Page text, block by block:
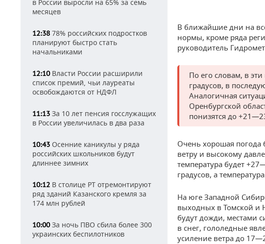
в России выросли на 65% за семь
месяцев
12:38 78% российских подростков
планируют быстро стать
начальниками
12:10Власти России расширили
список премий, чьи лауреаты
освобождаются от НДФЛ
11:13 За 10 лет пенсия госслужащих
в России увеличилась в два раза
10:43 Осенние каникулы у ряда
российских школьников будут
длиннее зимних
10:12 В столице РТ отремонтируют
ряд зданий Казанского кремля за
174 млн рублей
10:00За ночь ПВО сбила более 300
украинских беспилотников
В ближайшие дни на
нормы, кроме ряда
руководитель
По его словам, в
градусов, в
Аналогичная
Оренбургской
понизятся до
Очень хорошая погода
ветру и высокому
температура будет
градусов, а
На юге Западной
выходных в Томской и
будут дожди, местами
в снег, гололедные
усиление ветра до